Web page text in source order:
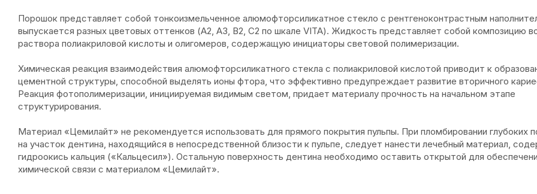
Порошок представляет собой тонкоизмельченное алюмофторсиликатное стекло с рентгеноконтрастным
выпускается разных цветовых оттенков (А2, А3, В2, С2 по шкале VITA). Жидкость представляет собой композицию
раствора полиакриловой кислоты и олигомеров, содержащую инициаторы световой полимеризации.
Химическая реакция взаимодействия алюмофторсиликатного стекла с полиакриловой кислотой приводит к
цементной структуры, способной выделять ионы фтора, что эффективно предупреждает развитие вторичного
Реакция фотополимеризации, инициируемая видимым светом, придает материалу прочность на начальном этапе
структурирования.
Материал «Цемилайт» не рекомендуется использовать для прямого покрытия пульпы. При пломбировании глубоких
на участок дентина, находящийся в непосредственной близости к пульпе, следует нанести лечебный материал,
гидроокись кальция («Кальцесил»). Остальную поверхность дентина необходимо оставить открытой для
химической связи с материалом «Цемилайт».